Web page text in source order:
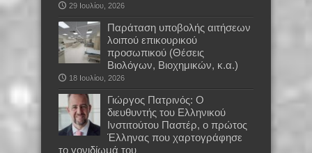
29 Ιουλίου, 2026
Παράταση υποβολής αιτήσεων
λοιπού επικουρικού
προσωπικού (Θέσεις
Βιολόγων, Βιοχημικών, κ.α.)
18 Ιουλίου, 2026
Γιώργος Πατρινός: Ο
διευθυντής του Ελληνικού
Ινστιτούτου Παστέρ, ο πρώτος
Έλληνας που χαρτογράφησε
το γονιδίωμά του